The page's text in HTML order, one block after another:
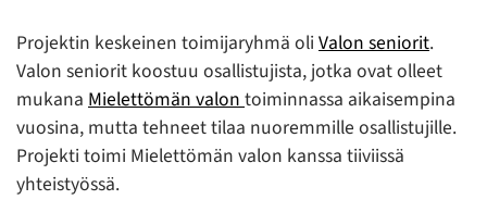
Projektin keskeinen toimijaryhmä oli Valon seniorit.
Valon seniorit koostuu osallistujista, jotka ovat olleet
mukana Mielettömän valontoiminnassa aikaisempina
vuosina, mutta tehneet tilaa nuoremmille osallistujille.
Projekti toimi Mielettömän valon kanssa tiiviissä
yhteistyössä.